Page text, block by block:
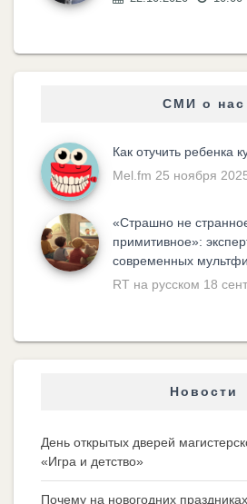
СМИ о нас
Как отучить ребенка
Mel.fm 25 ноября 2025
«Cтрашно не
примитивное»:
современных
RT на русском 18
Новости
День открытых дверей
«Игра и детство»
Почему на новогодних